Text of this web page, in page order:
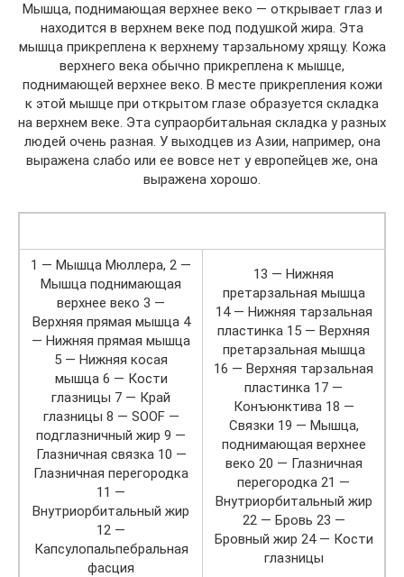
Мышца, поднимающая верхнее веко — открывает глаз и
находится в верхнем веке под подушкой жира. Эта
мышца прикреплена к верхнему тарзальному хрящу. Кожа
верхнего века обычно прикреплена к мышце,
поднимающей верхнее веко. В месте прикрепления кожи
к этой мышце при открытом глазе образуется складка
на верхнем веке. Эта супраорбитальная складка у разных
людей очень разная. У выходцев из Азии, например, она
выражена слабо или ее вовсе нет у европейцев же, она
выражена хорошо.
1 — Мышца Мюллера, 2 —
Мышца поднимающая
верхнее веко 3 —
Верхняя прямая мышца 4
— Нижняя прямая мышца
5 — Нижняя косая
мышца 6 — Кости
глазницы 7 — Край
глазницы 8 — SOOF —
подглазничный жир 9 —
Глазничная связка 10 —
Глазничная перегородка
11 —
Внутриорбитальный жир
12 —
Капсулопальпебральная
фасция
13 — Нижняя
претарзальная мышца
14 — Нижняя тарзальная
пластинка 15 — Верхняя
претарзальная мышца
16 — Верхняя тарзальная
пластинка 17 —
Конъюнктива 18 —
Связки 19 — Мышца,
поднимающая верхнее
веко 20 — Глазничная
перегородка 21 —
Внутриорбитальный жир
22 — Бровь 23 —
Бровный жир 24 — Кости
глазницы